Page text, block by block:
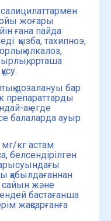
жоғары
ғана пайда
қызба, тахипноэ,
алкалоз,
орташа
дозалануы бар
препараттарды
ақ егде
балаларда ауыр
кг астам
белсендірілген
қабылдағаннан
сайын және
бастағанша
жақсарғанға